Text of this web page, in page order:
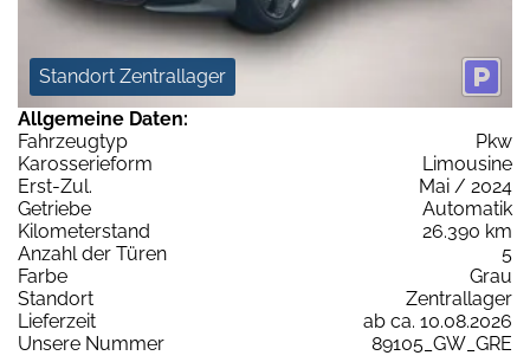
Standort Zentrallager
Allgemeine Daten:
Fahrzeugtyp
Pkw
Karosserieform
Limousine
Erst-Zul.
Mai / 2024
Getriebe
Automatik
Kilometerstand
26.390 km
Anzahl der Türen
5
Farbe
Grau
Standort
Zentrallager
Lieferzeit
ab ca. 10.08.2026
Unsere Nummer
89105_GW_GRE